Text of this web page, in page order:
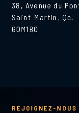
38, Avenue du
Saint-Martin, Qc.
G0M1B0
REJOIGNEZ-NOUS